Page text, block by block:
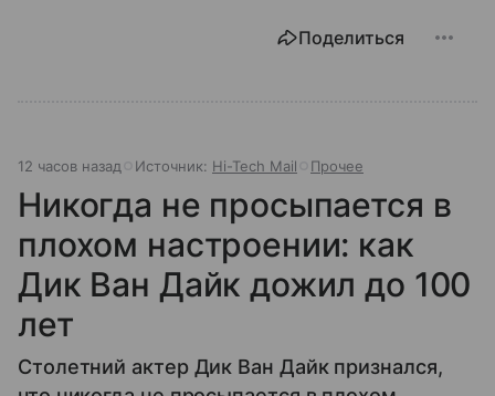
Поделиться
12 часов назад Источник: Hi-Tech Mail Прочее
Никогда не просыпается в
плохом настроении: как
Дик Ван Дайк дожил до 100
лет
Столетний актер Дик Ван Дайк признался,